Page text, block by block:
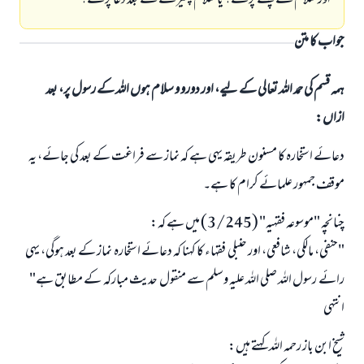
جواب کا متن
ہمہ قسم کی حمد اللہ تعالی کے لیے، اور دورو و سلام ہوں اللہ کے رسول پر، بعد
ازاں:
دعائے استخارہ کا مسنون طریقہ یہی ہے کہ نماز سے فراغت کے بعد کی جائے، یہ
موقف جمہور علمائے کرام کا ہے۔
چنانچہ "موسوعہ فقہیہ" (3/245) میں ہے کہ:
"حنفی، مالکی، شافعی، اور حنبلی فقہاء کا کہنا کہ دعائے استخارہ نماز کے بعد ہوگی، یہی
رائے رسول اللہ صلی اللہ علیہ وسلم سے منقول حدیث مبارکہ کے مطابق ہے"
انتہی
شیخ ابن باز رحمہ اللہ کہتے ہیں: